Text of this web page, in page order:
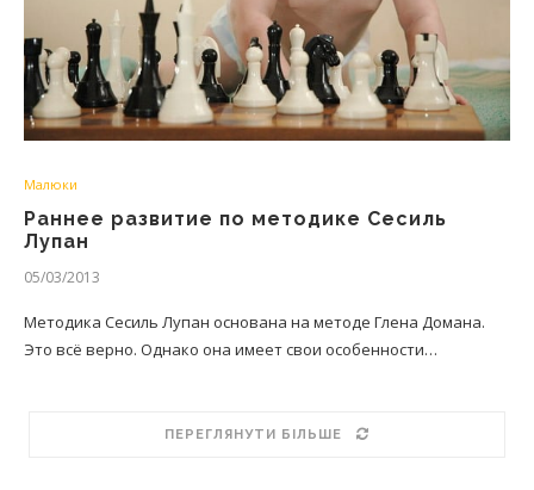
Малюки
Раннее развитие по методике Сесиль
Лупан
05/03/2013
Методика Сесиль Лупан основана на методе Глена Домана.
Это всё верно. Однако она имеет свои особенности…
ПЕРЕГЛЯНУТИ БІЛЬШЕ